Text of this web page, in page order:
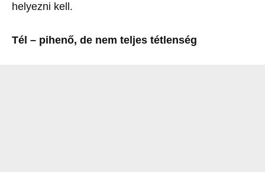
helyezni kell.
Tél – pihenő, de nem teljes tétlenség